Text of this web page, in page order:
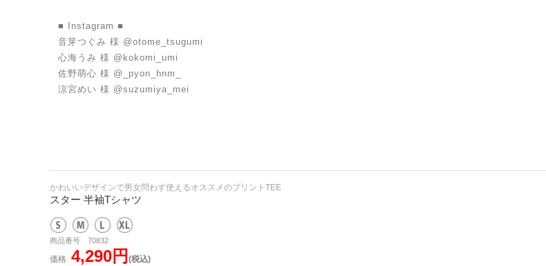
■ Instagram ■
音芽つぐみ 様 @otome_tsugumi
心海うみ 様 @kokomi_umi
佐野萌心 様 @_pyon_hnm_
涼宮めい 様 @suzumiya_mei
かわいいデザインで男女問わず使えるオススメのプリントTEE
スター 半袖Tシャツ
商品番号 70832
価格 4,290円 (税込)